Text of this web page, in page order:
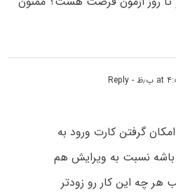
- Reply
گرفتن کارت ورود به
نسبت به ویرایش هم
هر چه این کار رو زودتر